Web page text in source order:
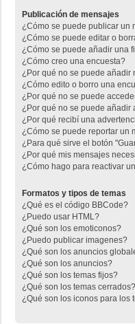
Publicación de mensajes
¿Cómo se puede publicar un
¿Cómo se puede editar o
¿Cómo se puede añadir una
¿Cómo creo una encuesta?
¿Por qué no se puede añadir
¿Cómo edito o borro una
¿Por qué no se puede
¿Por qué no se puede añadir
¿Por qué recibí una
¿Cómo se puede reportar un
¿Para qué sirve el botón
¿Por qué mis mensajes
¿Cómo hago para reactivar
Formatos y tipos de temas
¿Qué es el código BBCode?
¿Puedo usar HTML?
¿Qué son los emoticonos?
¿Puedo publicar imagenes?
¿Qué son los anuncios
¿Qué son los anuncios?
¿Qué son los temas fijos?
¿Qué son los temas cerrados?
¿Qué son los iconos para los